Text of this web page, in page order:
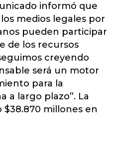
informó que
medios legales por
pueden participar
de los recursos
creyendo
será un motor
para la
a largo plazo”. La
millones en